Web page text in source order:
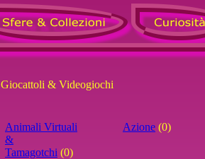
Giocattoli & Videogiochi
Animali Virtuali
&
Tamagotchi (0)
Azione (0)